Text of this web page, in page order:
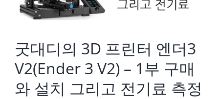
굿대디의 3D 프린터 엔더3
V2(Ender 3 V2) – 1부 구매
와 설치 그리고 전기료 측정